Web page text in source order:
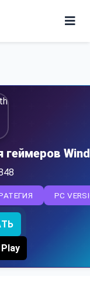
геймеров
PC